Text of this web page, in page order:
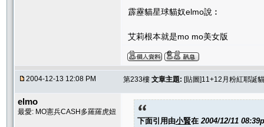
霹靂貓星球貓奴elmo說︰
艾莉根本就是mo mo美女版
2004-12-13 12:08 PM 第233樓 文章主題: [貼圖]11+12月粉紅耶誕
elmo
最愛: MO憲兵CASH多羅羅虎妞
下面引用由小賢在 2004/12/11